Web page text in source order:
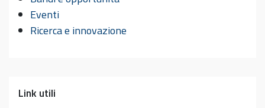
Eventi
Ricerca e innovazione
Link utili